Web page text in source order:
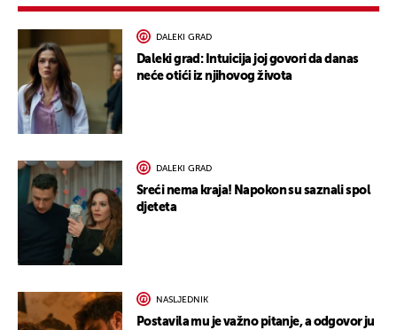
DALEKI GRAD
Daleki grad: Intuicija joj govori da danas
neće otići iz njihovog života
DALEKI GRAD
Sreći nema kraja! Napokon su saznali spol
djeteta
NASLJEDNIK
Postavila mu je važno pitanje, a odgovor ju